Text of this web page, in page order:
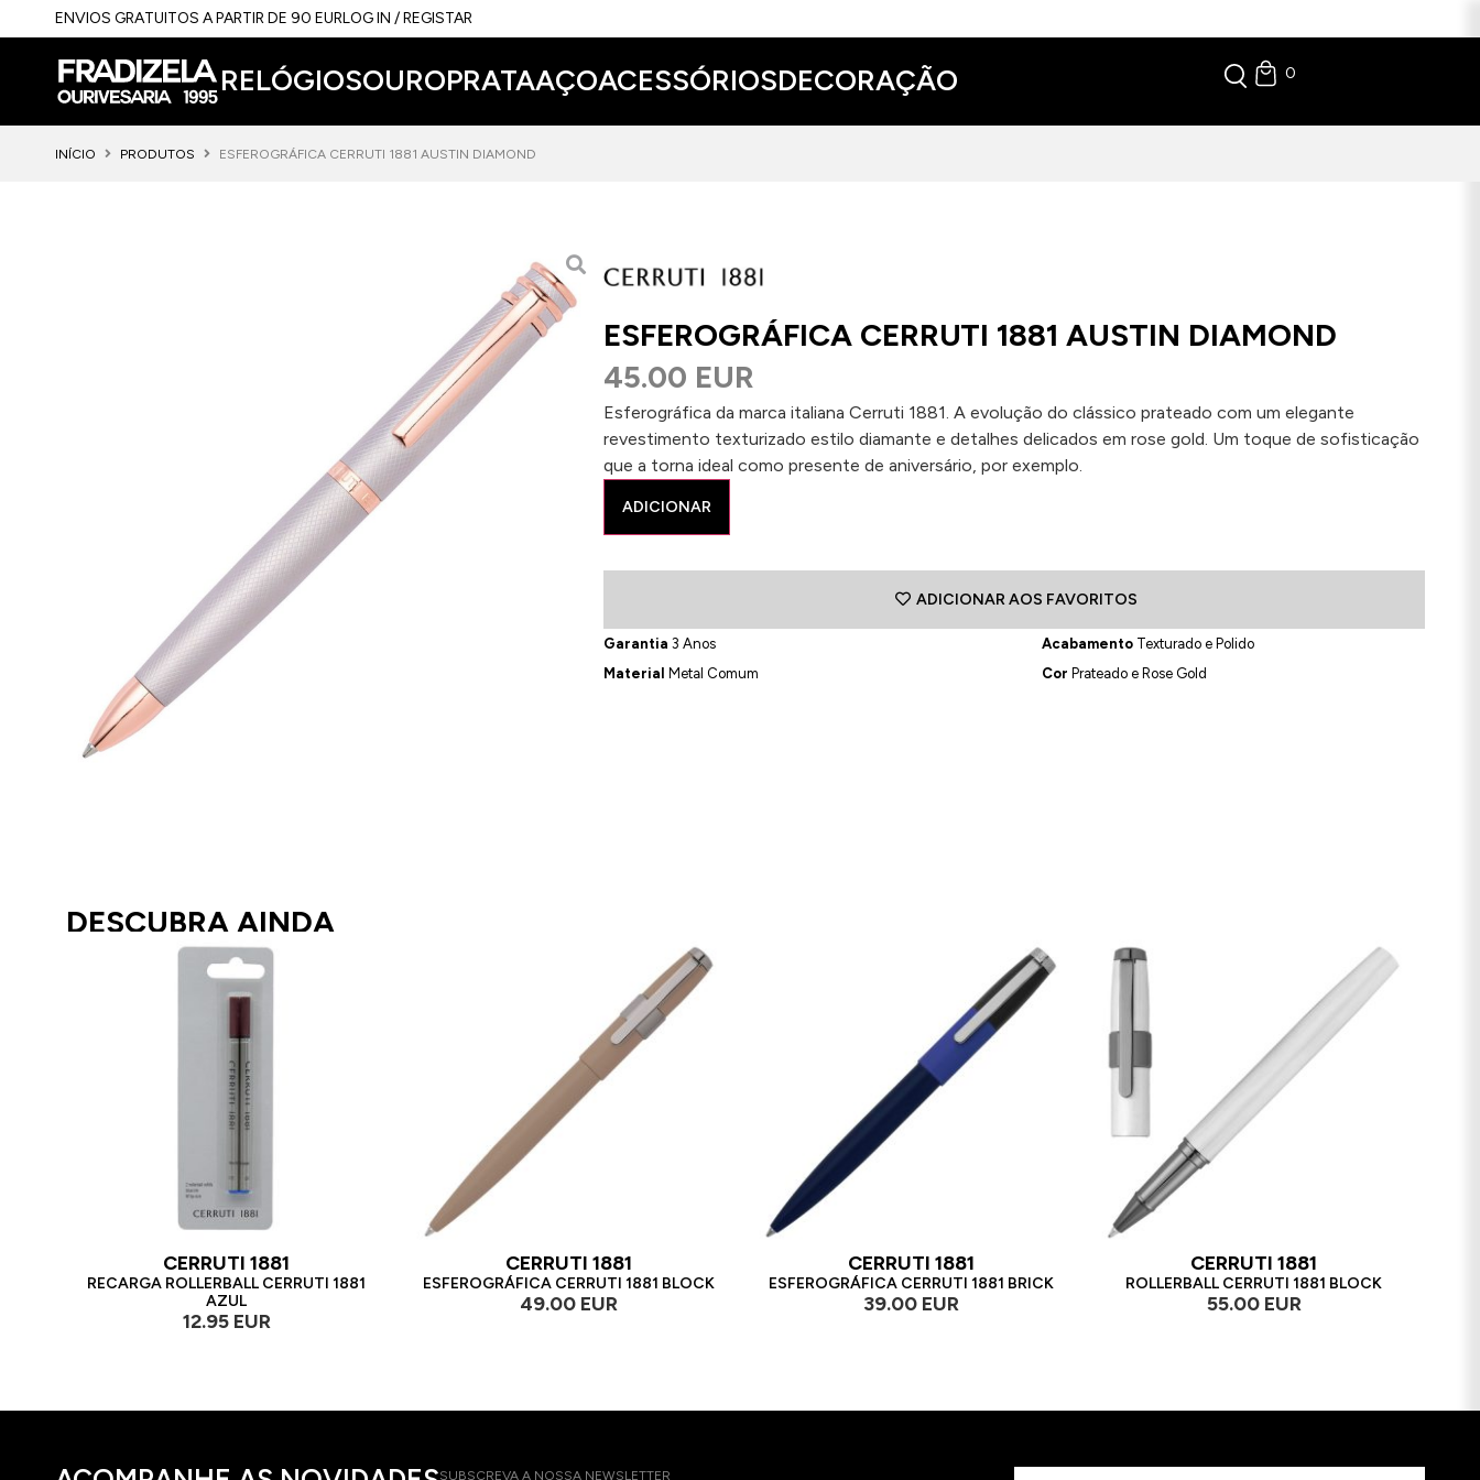
ENVIOS GRATUITOS A PARTIR DE 90 EURLOG IN / REGISTAR
RELÓGIOSOUROPRATAAÇOACESSÓRIOSDECORAÇÃO 0
INÍCIO PRODUTOS ESFEROGRÁFICA CERRUTI 1881 AUSTIN DIAMOND
ESFEROGRÁFICA CERRUTI 1881 AUSTIN DIAMOND
45.00 EUR
Esferográfica da marca italiana Cerruti 1881. A evolução do clássico prateado com um elegante
revestimento texturizado estilo diamante e detalhes delicados em rose gold. Um toque de sofisticação
que a torna ideal como presente de aniversário, por exemplo.
ADICIONAR
ADICIONAR AOS FAVORITOS
Garantia 3 Anos
Material Metal Comum
AcabamentoTexturado e Polido
Cor Prateado e Rose Gold
DESCUBRA AINDA
CERRUTI 1881
RECARGA ROLLERBALL CERRUTI 1881
AZUL
12.95 EUR
CERRUTI 1881
ESFEROGRÁFICA CERRUTI 1881 BLOCK
49.00 EUR
CERRUTI 1881
ESFEROGRÁFICA CERRUTI 1881 BRICK
39.00 EUR
CERRUTI 1881
ROLLERBALL CERRUTI 1881 BLOCK
55.00 EUR
SUBSCREVA A NOSSA NEWSLETTER